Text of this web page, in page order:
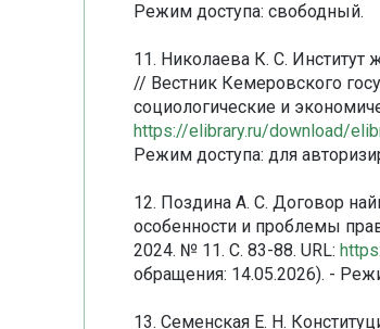
Режим доступа: свободный.
11. Николаева К. С.
// Вестник Кемеровского
социологические и
https://elibrary.ru/download/
Режим доступа: для
12. Поздина А. С. Договор
особенности и проблемы
2024. № 11. С. 83-88. URL:
обращения: 14.05.2026). -
13. Семенская Е. Н.